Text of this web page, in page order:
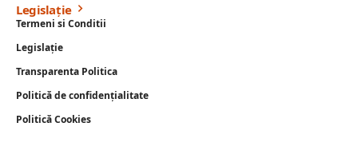
Legislație
Termeni si Conditii
Legislație
Transparenta Politica
Politică de confidențialitate
Politică Cookies